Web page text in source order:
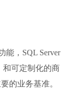
能，SQL Server
和可定制化的商
的业务基准。